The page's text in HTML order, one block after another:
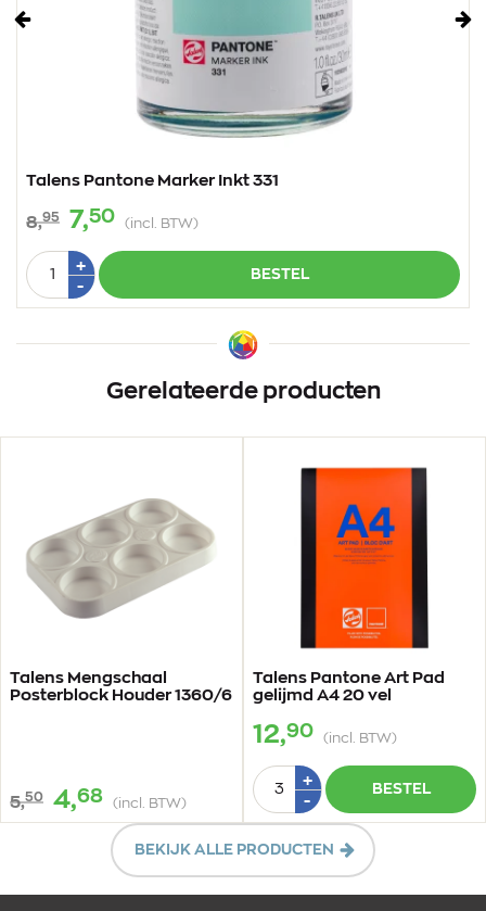
Vorige
Talens Pantone Marker Inkt 331
8,95 7,50 (incl. BTW)
Aantal
+Plus
1
-Min
1
BESTEL
Gerelateerde producten
Talens Mengschaal
Posterblock Houder 1360/6
5,50 4,68 (incl. BTW)
Talens Pantone Art Pad
gelijmd A4 20 vel
12,90 (incl. BTW)
Aantal
+Plus
1
-Min
1
BESTEL
BEKIJK ALLE PRODUCTEN